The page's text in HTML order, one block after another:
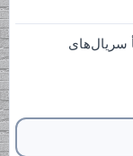
ا
ن
سریال‌های